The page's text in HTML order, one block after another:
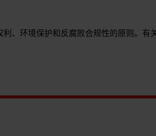
利、环境保护和反腐败合规性的原则。有